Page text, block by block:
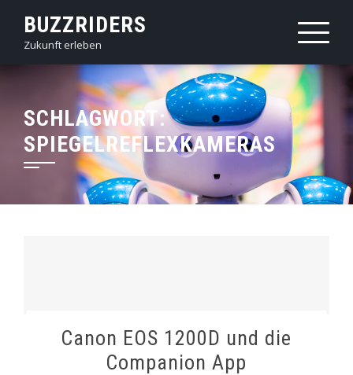
content
BUZZRIDERS
Zukunft erleben
SCHLAGWORT:
SPIEGELREFLEXKAMERAS
Canon EOS 1200D und die
Companion App